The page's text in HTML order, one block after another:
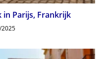
in Parijs, Frankrijk